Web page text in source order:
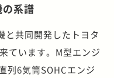
系譜
と共同開発したトヨタ
ています。M型エンジ
列6気筒SOHCエンジ